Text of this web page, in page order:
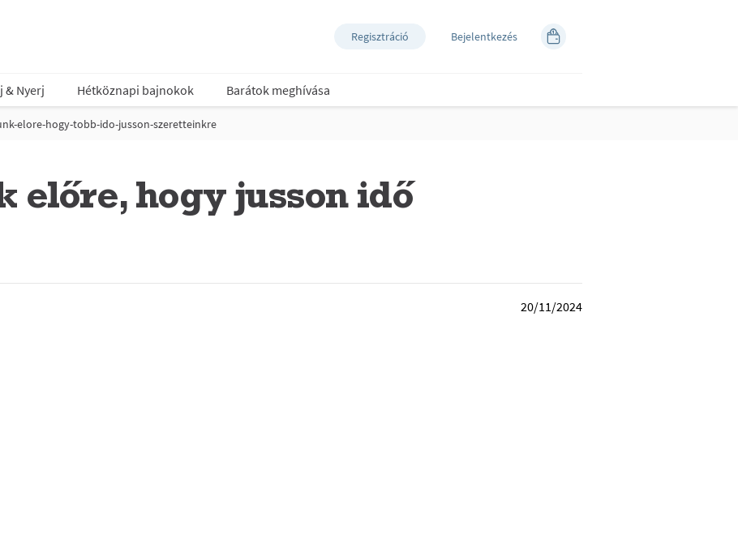
Regisztráció Bejelentkezés
& Nyerj Hétköznapi bajnokok Barátok meghívása
elore-hogy-tobb-ido-jusson-szeretteinkre
előre, hogy jusson idő
20/11/2024